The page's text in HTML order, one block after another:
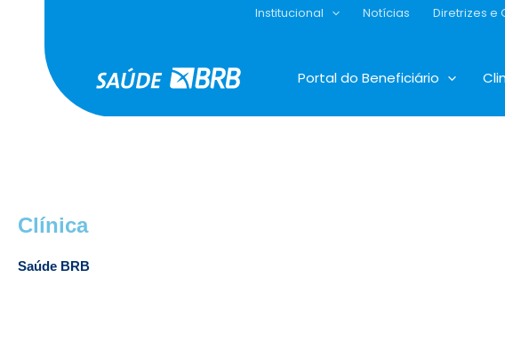
conteúdo
Institucional Notícias Diretrizes e
Portal do Beneficiário
Clínica
Saúde BRB